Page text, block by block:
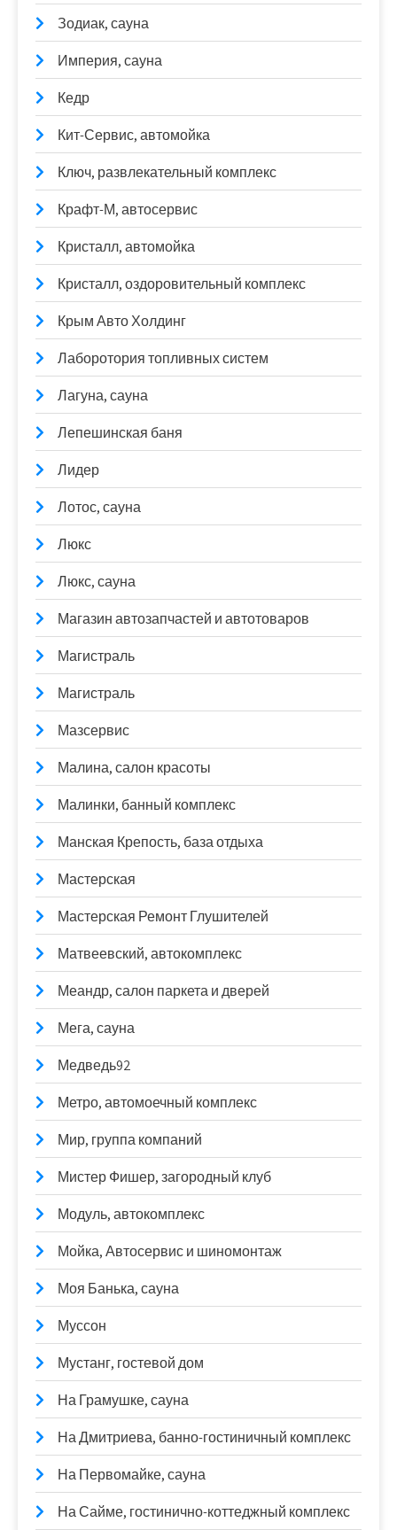
Зодиак, сауна
Империя, сауна
Кедр
Кит-Сервис, автомойка
Ключ, развлекательный комплекс
Крафт-М, автосервис
Кристалл, автомойка
Кристалл, оздоровительный комплекс
Крым Авто Холдинг
Лаборотория топливных систем
Лагуна, сауна
Лепешинская баня
Лидер
Лотос, сауна
Люкс
Люкс, сауна
Магазин автозапчастей и автотоваров
Магистраль
Магистраль
Мазсервис
Малина, салон красоты
Малинки, банный комплекс
Манская Крепость, база отдыха
Мастерская
Мастерская Ремонт Глушителей
Матвеевский, автокомплекс
Меандр, салон паркета и дверей
Мега, сауна
Медведь92
Метро, автомоечный комплекс
Мир, группа компаний
Мистер Фишер, загородный клуб
Модуль, автокомплекс
Мойка, Автосервис и шиномонтаж
Моя Банька, сауна
Муссон
Мустанг, гостевой дом
На Грамушке, сауна
На Дмитриева, банно-гостиничный комплекс
На Первомайке, сауна
На Сайме, гостинично-коттеджный комплекс